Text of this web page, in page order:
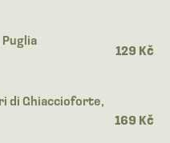
129 Kč
di Ghiaccioforte,
169 Kč